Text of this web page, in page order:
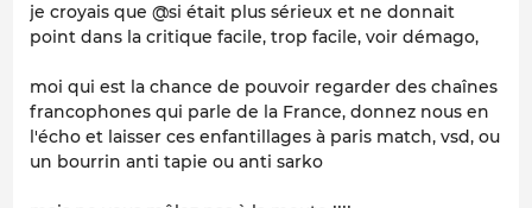
je croyais que @si était plus sérieux et ne donnait
point dans la critique facile, trop facile, voir démago,
moi qui est la chance de pouvoir regarder des chaînes
francophones qui parle de la France, donnez nous en
l'écho et laisser ces enfantillages à paris match, vsd, ou
un bourrin anti tapie ou anti sarko